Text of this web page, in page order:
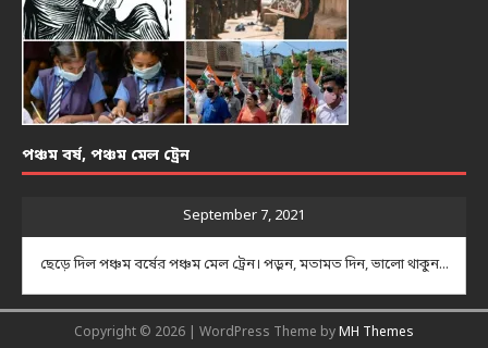
পঞ্চম বর্ষ, পঞ্চম মেল ট্রেন
September 7, 2021
ছেড়ে দিল পঞ্চম বর্ষের পঞ্চম মেল ট্রেন। পড়ুন, মতামত দিন, ভালো থাকুন...
Copyright © 2026 | WordPress Theme byMH Themes